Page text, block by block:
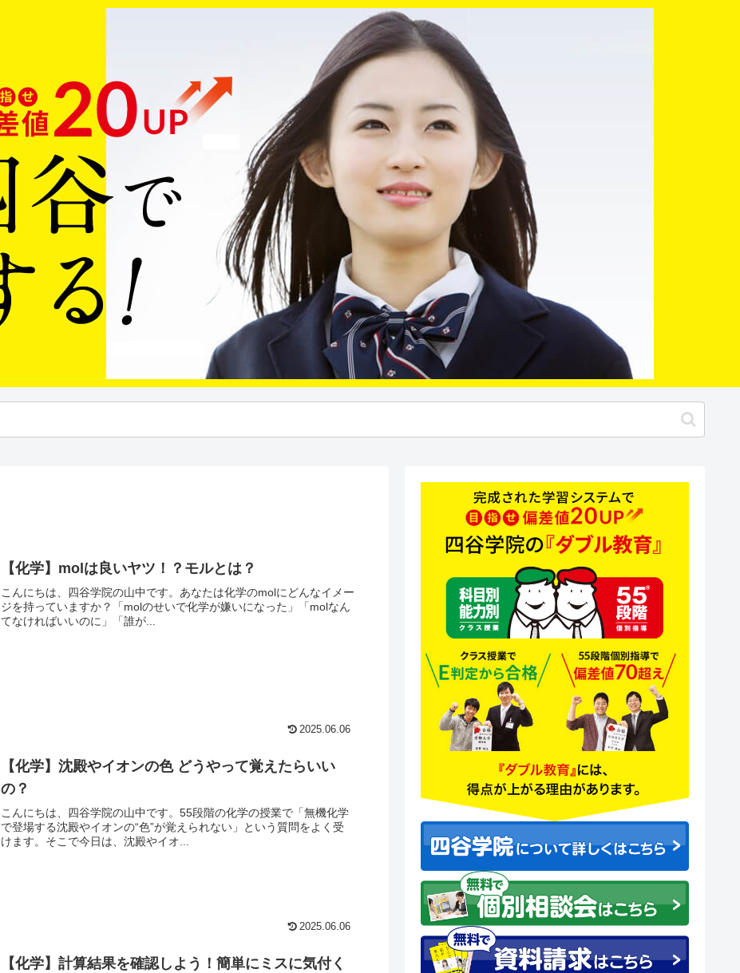
【化学】molは良いヤツ！？モルとは？
こんにちは、四谷学院の山中です。あなたは化学のmolにどんなイメー
ジを持っていますか？「molのせいで化学が嫌いになった」「molなん
てなければいいのに」「誰が...
2025.06.06
【化学】沈殿やイオンの色 どうやって覚えたらいい
の？
こんにちは、四谷学院の山中です。55段階の化学の授業で「無機化学
で登場する沈殿やイオンの“色”が覚えられない」という質問をよく受
けます。そこで今日は、沈殿やイオ...
2025.06.06
【化学】計算結果を確認しよう！簡単にミスに気付く